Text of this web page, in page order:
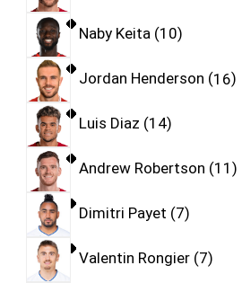
Naby Keita 10
Jordan Henderson 16
Luis Diaz 14
Andrew Robertson 11
Dimitri Payet 7
Valentin Rongier 7